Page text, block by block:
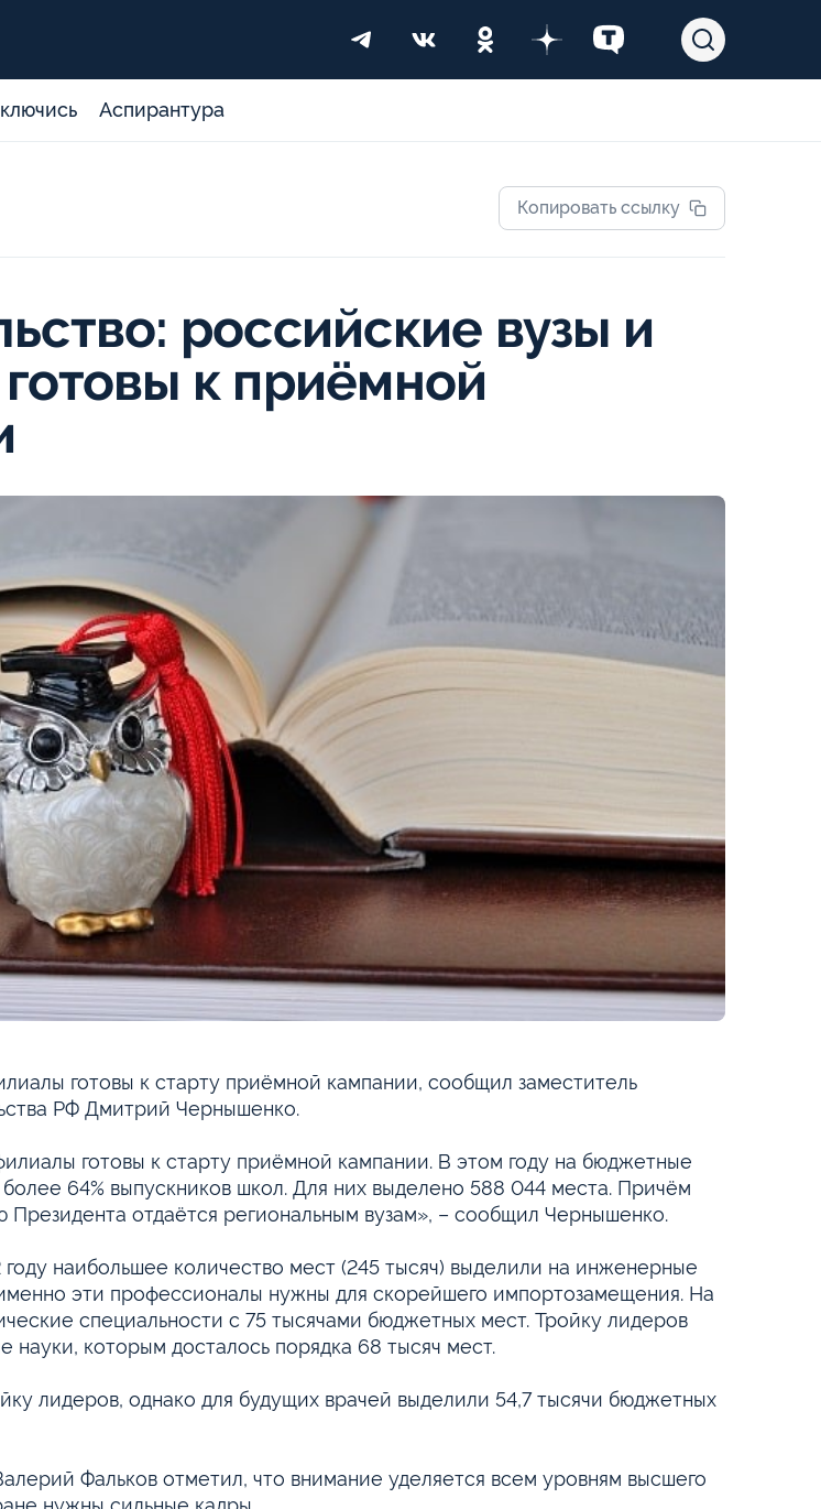
Аспирантура
Копировать ссылку
российские вузы и
к приёмной
готовы к старту приёмной кампании, сообщил заместитель
РФ Дмитрий Чернышенко.
готовы к старту приёмной кампании. В этом году на бюджетные
более 64% выпускников школ. Для них выделено 588 044 места. Причём
Президента отдаётся региональным вузам», – сообщил Чернышенко.
наибольшее количество мест (245 тысяч) выделили на инженерные
эти профессионалы нужны для скорейшего импортозамещения. На
специальности с 75 тысячами бюджетных мест. Тройку лидеров
науки, которым досталось порядка 68 тысяч мест.
лидеров, однако для будущих врачей выделили 54,7 тысячи бюджетных
Фальков отметил, что внимание уделяется всем уровням высшего